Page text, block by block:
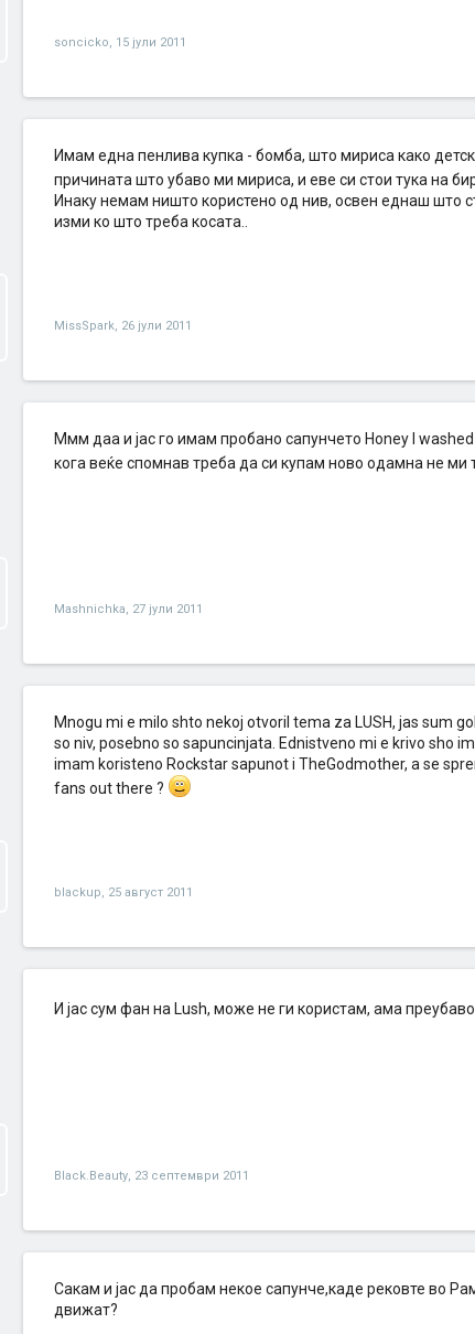
soncicko, 15 јули 2011
Имам една пенлива купка - бомба, што мириса како
причината што убаво ми мириса, и еве си стои тука на
Инаку немам ништо користено од нив, освен еднаш што
изми ко што треба косата..
MissSpark, 26 јули 2011
Mмм даа и јас го имам пробано сапунчето Honey I
кога веќе спомнав треба да си купам ново одамна не ми
Mashnichka, 27 јули 2011
Mnogu mi e milo shto nekoj otvoril tema za LUSH, jas sum
so niv, posebno so sapuncinjata. Ednistveno mi e krivo sho
imam koristeno Rockstar sapunot i TheGodmother, a se
fans out there ?
blackup, 25 август 2011
И јас сум фан на Lush, може не ги користам, ама
Black.Beauty, 23 септември 2011
Сакам и јас да пробам некое сапунче,каде рековте во
движат?